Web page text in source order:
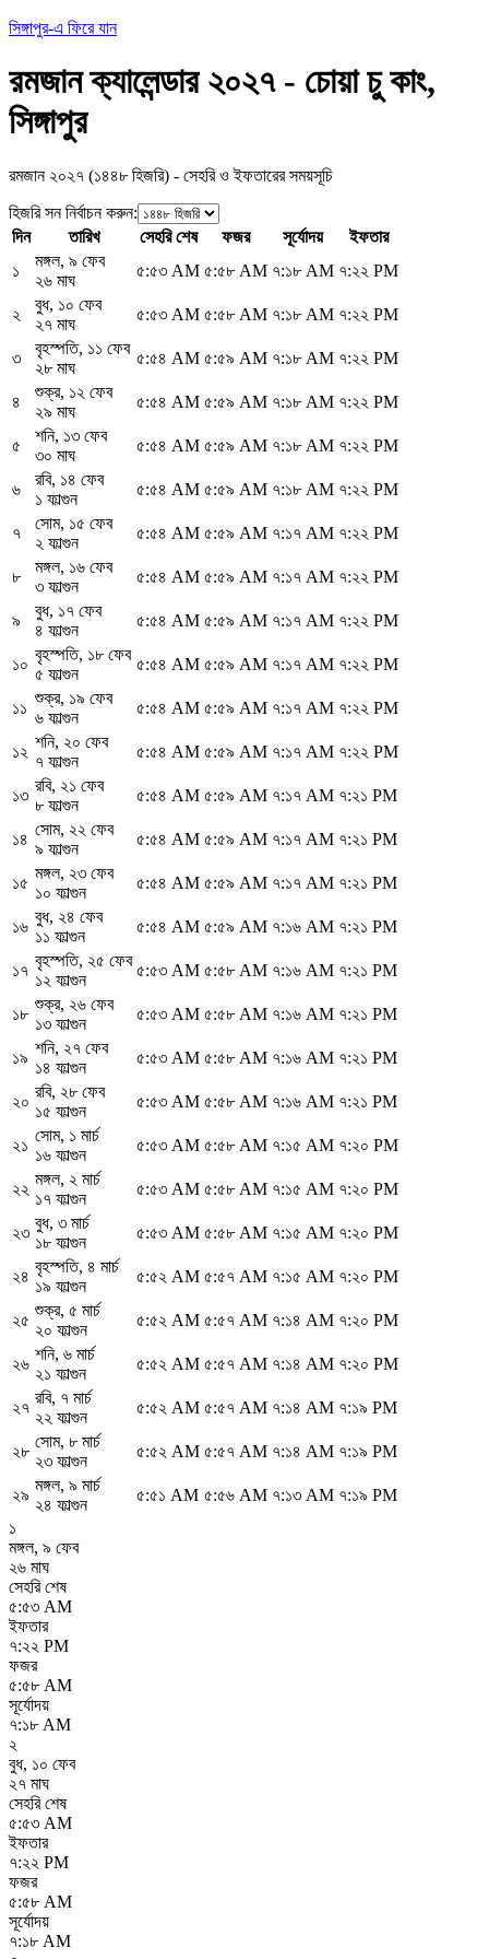
সিঙ্গাপুর-এ ফিরে যান
রমজান ক্যালেন্ডার ২০২৭ - চোয়া চু কাং,
সিঙ্গাপুর
রমজান ২০২৭ (১৪৪৮ হিজরি) - সেহরি ও ইফতারের সময়সূচি
হিজরি সন নির্বাচন করুন:
দিন
তারিখ সেহরি শেষ ফজর সূর্যোদয়
ইফতার
১
মঙ্গল, ৯ ফেব
২৬ মাঘ
৫:৫৩ AM ৫:৫৮ AM ৭:১৮ AM ৭:২২ PM
২
বুধ, ১০ ফেব
২৭ মাঘ
৫:৫৩ AM ৫:৫৮ AM ৭:১৮ AM ৭:২২ PM
৩
বৃহস্পতি, ১১ ফেব
২৮ মাঘ
৫:৫৪ AM ৫:৫৯ AM ৭:১৮ AM ৭:২২ PM
৪
শুক্র, ১২ ফেব
২৯ মাঘ
৫:৫৪ AM ৫:৫৯ AM ৭:১৮ AM ৭:২২ PM
৫
শনি, ১৩ ফেব
৩০ মাঘ
৫:৫৪ AM ৫:৫৯ AM ৭:১৮ AM ৭:২২ PM
৬
রবি, ১৪ ফেব
১ ফাল্গুন
৫:৫৪ AM ৫:৫৯ AM ৭:১৮ AM ৭:২২ PM
৭
সোম, ১৫ ফেব
২ ফাল্গুন
৫:৫৪ AM ৫:৫৯ AM ৭:১৭ AM ৭:২২ PM
৮
মঙ্গল, ১৬ ফেব
৩ ফাল্গুন
৫:৫৪ AM ৫:৫৯ AM ৭:১৭ AM ৭:২২ PM
৯
বুধ, ১৭ ফেব
৪ ফাল্গুন
৫:৫৪ AM ৫:৫৯ AM ৭:১৭ AM ৭:২২ PM
১০
বৃহস্পতি, ১৮ ফেব
৫ ফাল্গুন
৫:৫৪ AM ৫:৫৯ AM ৭:১৭ AM ৭:২২ PM
১১
শুক্র, ১৯ ফেব
৬ ফাল্গুন
৫:৫৪ AM ৫:৫৯ AM ৭:১৭ AM ৭:২২ PM
১২
শনি, ২০ ফেব
৭ ফাল্গুন
৫:৫৪ AM ৫:৫৯ AM ৭:১৭ AM ৭:২২ PM
১৩
রবি, ২১ ফেব
৮ ফাল্গুন
৫:৫৪ AM ৫:৫৯ AM ৭:১৭ AM ৭:২১ PM
১৪
সোম, ২২ ফেব
৯ ফাল্গুন
৫:৫৪ AM ৫:৫৯ AM ৭:১৭ AM ৭:২১ PM
১৫
মঙ্গল, ২৩ ফেব
১০ ফাল্গুন
৫:৫৪ AM ৫:৫৯ AM ৭:১৭ AM ৭:২১ PM
১৬
বুধ, ২৪ ফেব
১১ ফাল্গুন
৫:৫৪ AM ৫:৫৯ AM ৭:১৬ AM ৭:২১ PM
১৭
বৃহস্পতি, ২৫ ফেব
১২ ফাল্গুন
৫:৫৩ AM ৫:৫৮ AM ৭:১৬ AM ৭:২১ PM
১৮
শুক্র, ২৬ ফেব
১৩ ফাল্গুন
৫:৫৩ AM ৫:৫৮ AM ৭:১৬ AM ৭:২১ PM
১৯
শনি, ২৭ ফেব
১৪ ফাল্গুন
৫:৫৩ AM ৫:৫৮ AM ৭:১৬ AM ৭:২১ PM
২০
রবি, ২৮ ফেব
১৫ ফাল্গুন
৫:৫৩ AM ৫:৫৮ AM ৭:১৬ AM ৭:২১ PM
২১
সোম, ১ মার্চ
১৬ ফাল্গুন
৫:৫৩ AM ৫:৫৮ AM ৭:১৫ AM ৭:২০ PM
২২
মঙ্গল, ২ মার্চ
১৭ ফাল্গুন
৫:৫৩ AM ৫:৫৮ AM ৭:১৫ AM ৭:২০ PM
২৩
বুধ, ৩ মার্চ
১৮ ফাল্গুন
৫:৫৩ AM ৫:৫৮ AM ৭:১৫ AM ৭:২০ PM
২৪
বৃহস্পতি, ৪ মার্চ
১৯ ফাল্গুন
৫:৫২ AM ৫:৫৭ AM ৭:১৫ AM ৭:২০ PM
২৫
শুক্র, ৫ মার্চ
২০ ফাল্গুন
৫:৫২ AM ৫:৫৭ AM ৭:১৪ AM ৭:২০ PM
২৬
শনি, ৬ মার্চ
২১ ফাল্গুন
৫:৫২ AM ৫:৫৭ AM ৭:১৪ AM ৭:২০ PM
২৭
রবি, ৭ মার্চ
২২ ফাল্গুন
৫:৫২ AM ৫:৫৭ AM ৭:১৪ AM ৭:১৯ PM
২৮
সোম, ৮ মার্চ
২৩ ফাল্গুন
৫:৫২ AM ৫:৫৭ AM ৭:১৪ AM ৭:১৯ PM
২৯
মঙ্গল, ৯ মার্চ
২৪ ফাল্গুন
৫:৫১ AM ৫:৫৬ AM ৭:১৩ AM ৭:১৯ PM
১
মঙ্গল, ৯ ফেব
২৬ মাঘ
সেহরি শেষ
৫:৫৩ AM
ইফতার
৭:২২ PM
ফজর
৫:৫৮ AM
সূর্যোদয়
৭:১৮ AM
২
বুধ, ১০ ফেব
২৭ মাঘ
সেহরি শেষ
৫:৫৩ AM
ইফতার
৭:২২ PM
ফজর
৫:৫৮ AM
সূর্যোদয়
৭:১৮ AM